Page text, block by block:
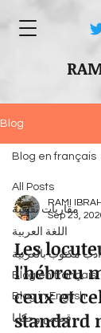
Blog
All Posts
مقاربات ثقافية
اللغة العربية
أدب مكتوب بالعربية
Blog en français
Blog in English
قصص وحكايا
Blog en français
RAMI
Sep 23,
Les
l'hébreu
ceux et
standard